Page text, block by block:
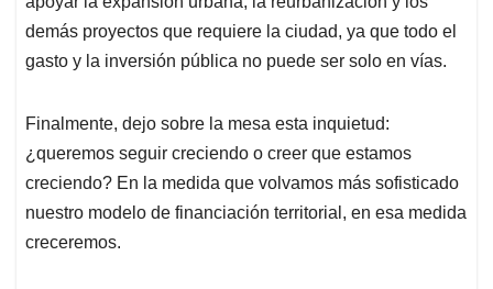
demás proyectos que requiere la ciudad, ya que todo el
gasto y la inversión pública no puede ser solo en vías.
Finalmente, dejo sobre la mesa esta inquietud:
¿queremos seguir creciendo o creer que estamos
creciendo? En la medida que volvamos más sofisticado
nuestro modelo de financiación territorial, en esa medida
creceremos.